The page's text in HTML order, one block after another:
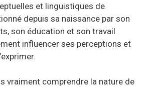
et linguistiques de
depuis sa naissance par son
son éducation et son travail
influencer ses perceptions et
vraiment comprendre la nature de